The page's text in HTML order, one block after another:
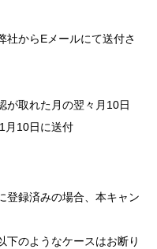
社からEメールにて送付さ
が取れた月の翌々月10日
月10日に送付
登録済みの場合、本キャン
のようなケースはお断り